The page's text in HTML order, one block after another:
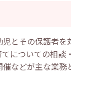
とその保護者を対象と
についての相談・情報
などが主な業務となり